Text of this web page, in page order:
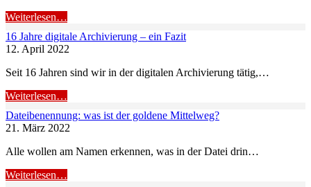
Weiterlesen…
16 Jahre digitale Archivierung – ein Fazit
12. April 2022
Seit 16 Jahren sind wir in der digitalen Archivierung tätig,…
Weiterlesen…
Dateibenennung: was ist der goldene Mittelweg?
21. März 2022
Alle wollen am Namen erkennen, was in der Datei drin…
Weiterlesen…